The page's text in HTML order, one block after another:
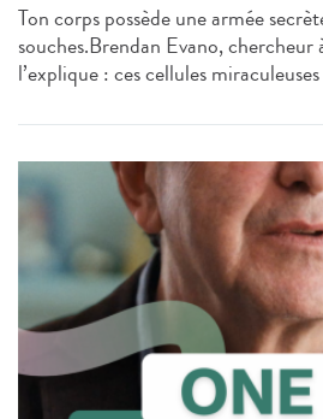
Ton corps possède une armée
souches.Brendan Evano,
l’explique : ces cellules